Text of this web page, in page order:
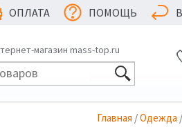
ОПЛАТА ПОМОЩЬ
магазин mass-top.ru
Главная /Одежда /